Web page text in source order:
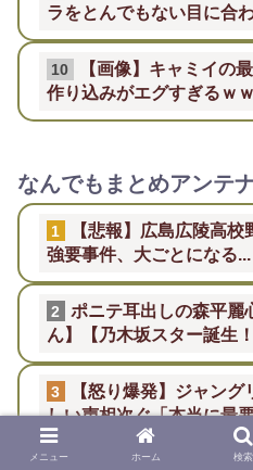
ラをとんでもない目に合
10
【画像】キャミイの
作り込みがエグすぎるｗ
なんでもまとめアンテ
1
【悲報】広島広陵高
強要事件、大ごとになる...
2
ポニテ耳出しの森平麗
ん】【乃木坂スター誕生
3
【怒り爆発】ジャン
しい声相次ぐ「本当に最
ん」
メニュー ホーム 検索